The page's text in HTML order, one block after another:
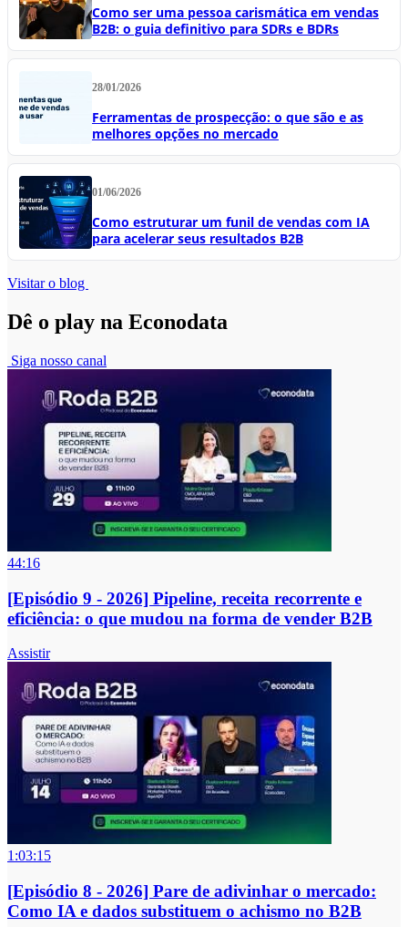
Como ser uma pessoa carismática em vendas
B2B: o guia definitivo para SDRs e BDRs
28/01/2026
Ferramentas de prospecção: o que são e as
melhores opções no mercado
01/06/2026
Como estruturar um funil de vendas com IA
para acelerar seus resultados B2B
Visitar o blog
Dê o play na Econodata
Siga nosso canal
44:16
[Episódio 9 - 2026] Pipeline, receita recorrente e
eficiência: o que mudou na forma de vender B2B
Assistir
1:03:15
[Episódio 8 - 2026] Pare de adivinhar o mercado:
Como IA e dados substituem o achismo no B2B